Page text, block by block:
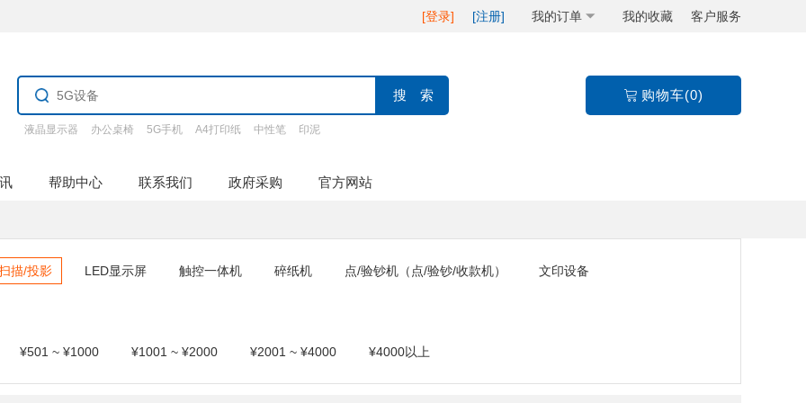
[登录] [注册] 我的订单 我的收藏 客户服务
液晶显示器 办公桌椅 5G手机 A4打印纸 中性笔 印泥
购物车(0)
帮助中心 联系我们 政府采购 官方网站
描/投影 LED显示屏 触控一体机 碎纸机 点/验钞机（点/验钞/收款机） 文印设备
¥501 ~ ¥1000 ¥1001 ~ ¥2000 ¥2001 ~ ¥4000 ¥4000以上